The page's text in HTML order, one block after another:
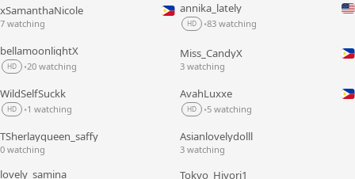
LIVE
xSamanthaNicole
7 watching
LIVE
annika_lately
HD •83 watching
bellamoonlightX
HD •20 watching
LIVE
Miss_CandyX
3 watching
WildSelfSuckk
HD •1 watching
LIVE
AvahLuxxe
HD •5 watching
TSherlayqueen_saffy
0 watching
Asianlovelydolll
3 watching
lovely_samina Tokyo_Hiyori1